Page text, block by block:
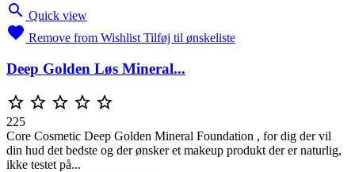
 Quick view
 Remove from Wishlist Tilføj til ønskeliste
Deep Golden Løs Mineral...
    
225
Core Cosmetic Deep Golden Mineral Foundation , for dig der vil
din hud det bedste og der ønsker et makeup produkt der er naturlig,
ikke testet på...